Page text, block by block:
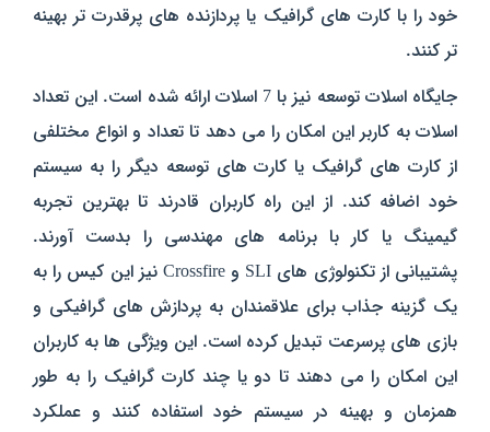
خود را با کارت‌ های گرافیک یا پردازنده‌ های پرقدرت تر بهینه‌
تر کنند.
جایگاه اسلات توسعه نیز با 7 اسلات ارائه شده است. این تعداد
اسلات به کاربر این امکان را می‌ دهد تا تعداد و انواع مختلفی
از کارت‌ های گرافیک یا کارت‌ های توسعه دیگر را به سیستم
خود اضافه کند. از این راه کاربران قادرند تا بهترین تجربه
گیمینگ یا کار با برنامه‌ های مهندسی را بدست آورند.
پشتیبانی از تکنولوژی‌ های SLI و Crossfire نیز این کیس را به
یک گزینه جذاب برای علاقمندان به پردازش‌ های گرافیکی و
بازی‌ های پرسرعت تبدیل کرده است. این ویژگی‌ ها به کاربران
این امکان را می‌ دهند تا دو یا چند کارت گرافیک را به‌ طور
همزمان و بهینه در سیستم خود استفاده کنند و عملکرد